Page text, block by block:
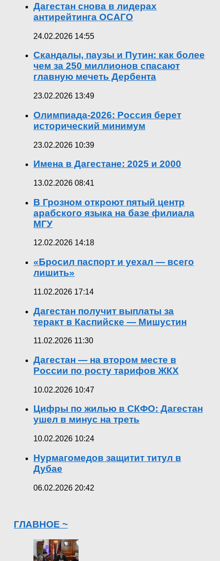
Дагестан снова в лидерах
антирейтинга ОСАГО
24.02.2026 14:55
Скандалы, паузы и Путин: как более
чем за 250 миллионов спасают
главную мечеть Дербента
23.02.2026 13:49
Олимпиада-2026: Россия берет
исторический минимум
23.02.2026 10:39
Имена в Дагестане: 2025 и 2000
13.02.2026 08:41
В Грозном откроют пятый центр
арабского языка на базе филиала
МГУ
12.02.2026 14:18
«Бросил паспорт и уехал — всего
лишить»
11.02.2026 17:14
Дагестан получит выплаты за
теракт в Каспийске — Мишустин
11.02.2026 11:30
Дагестан — на втором месте в
России по росту тарифов ЖКХ
10.02.2026 10:47
Цифры по жилью в СКФО: Дагестан
ушел в минус на треть
10.02.2026 10:24
Нурмагомедов защитит титул в
Дубае
06.02.2026 20:42
ГЛАВНОЕ ~